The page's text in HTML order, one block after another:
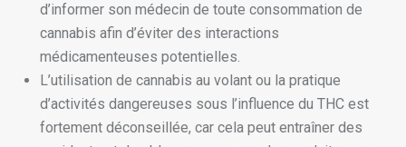
d’informer son médecin de toute consommation de
cannabis afin d’éviter des interactions
médicamenteuses potentielles.
L’utilisation de cannabis au volant ou la pratique
d’activités dangereuses sous l’influence du THC est
fortement déconseillée, car cela peut entraîner des